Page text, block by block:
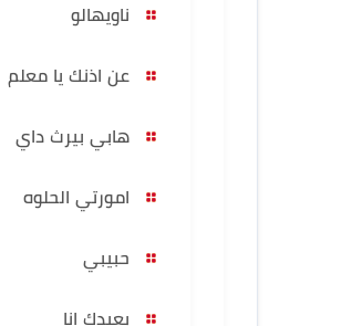
ناويهالو
عن اذنك يا معلم
هابي بيرث داي
امورتي الحلوه
حبيبي
بعيدك انا